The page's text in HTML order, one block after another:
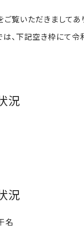
覧いただきましてあ
、下記空き枠にて
況
況
名